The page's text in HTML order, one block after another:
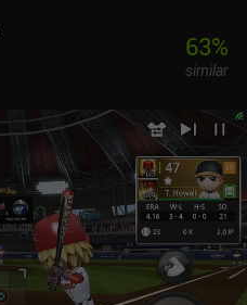
63%
similar